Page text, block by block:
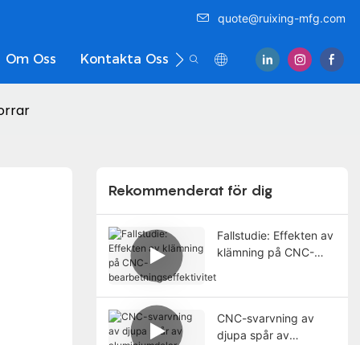
quote@ruixing-mfg.com
Om Oss Kontakta Oss
Rekommenderat för dig
Fallstudie: Effekten av
klämning på CNC-
CNC-svarvning av
djupa spår av